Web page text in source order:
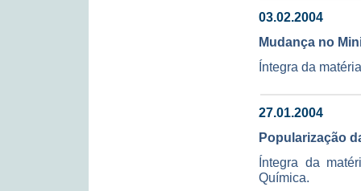
03.02.2004
Mudança no
Íntegra da
27.01.2004
Popularização
Íntegra da
Química.